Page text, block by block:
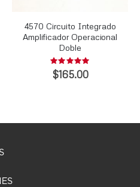
4570 Circuito Integrado
Amplificador Operacional
Doble
Rating:
0%
$165.00